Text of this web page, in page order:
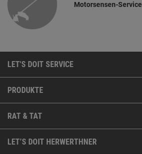
Motorsensen-Service
LET'S DOIT SERVICE
PRODUKTE
RAT & TAT
LET’S DOIT HERWERTHNER